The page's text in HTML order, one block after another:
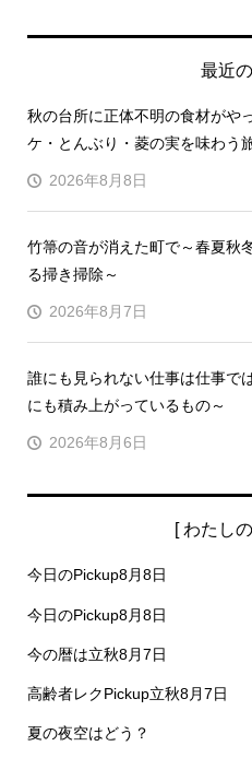
最近
秋の台所に正体不明の食材がや
ケ・とんぶり・菱の実を味わう
2026年8月8日
竹箒の音が消えた町で～春夏秋
る掃き掃除～
2026年8月7日
誰にも見られない仕事は仕事で
にも積み上がっているもの～
2026年8月6日
[ わたし
今日のPickup8月8日
今日のPickup8月8日
今の暦は立秋8月7日
高齢者レクPickup立秋8月7日
夏の夜空はどう？